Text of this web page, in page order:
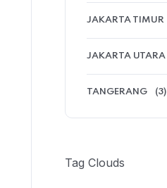
JAKARTA TIMUR
JAKARTA UTARA
TANGERANG (3)
Tag Clouds